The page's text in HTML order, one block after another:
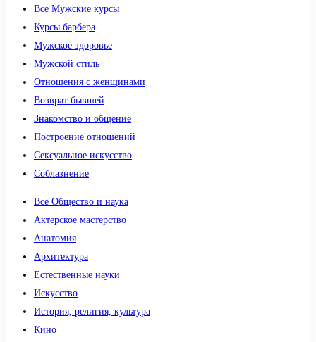
Все Мужские курсы
Курсы барбера
Мужское здоровье
Мужской стиль
Отношения с женщинами
Возврат бывшей
Знакомство и общение
Построение отношений
Сексуальное искусство
Соблазнение
Все Общество и наука
Актерское мастерство
Анатомия
Архитектура
Естественные науки
Искусство
История, религия, культура
Кино